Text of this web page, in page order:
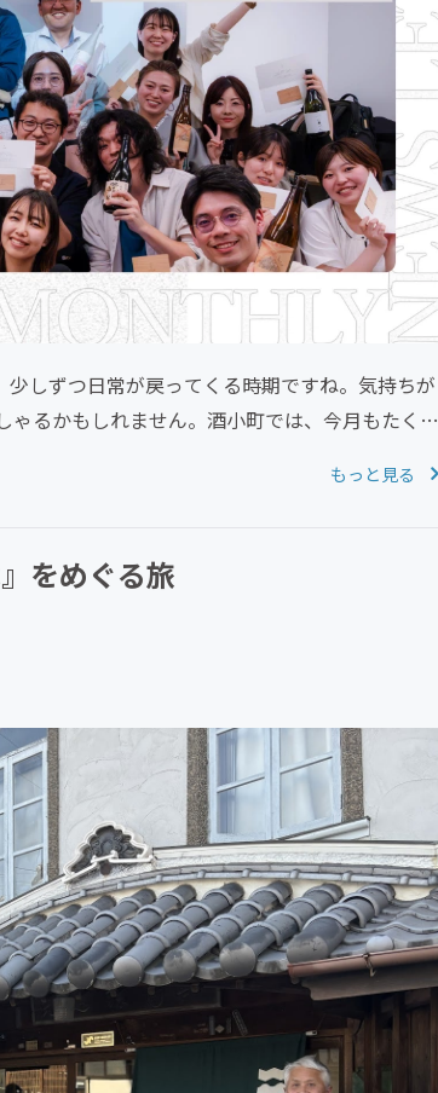
しずつ日常が戻ってくる時期ですね。気持ちが
るかもしれません。酒小町では、今月もたくさ
もっと見る
をめぐる旅